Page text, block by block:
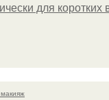
для коротких